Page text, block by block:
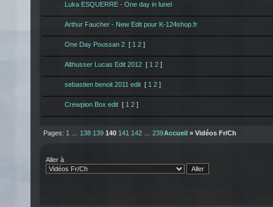
Luka ESQUERRE - One day in lunel
Arthur Faucher - New Edit pour K-124shop.fr
One Day Poussan 2 [ 1 2 ]
Althusser Lucas Edit 2012 [ 1 2 ]
sebastien benoit 2011 edit [ 1 2 ]
Crewpion Box edit [ 1 2 ]
Pages: 1 138 139 140 141 142 239Accueil » Vidéos Fr/Ch
Aller à